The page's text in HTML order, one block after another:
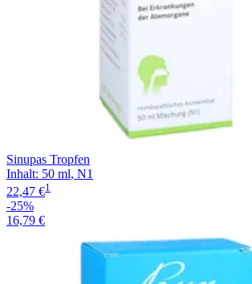
Sinupas Tropfen
Inhalt: 50 ml, N1
22,47 €1
-25%
16,79 €